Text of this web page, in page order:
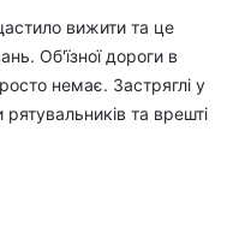
вижити та це
Об'їзної дороги в
немає. Застряглі у
та врешті